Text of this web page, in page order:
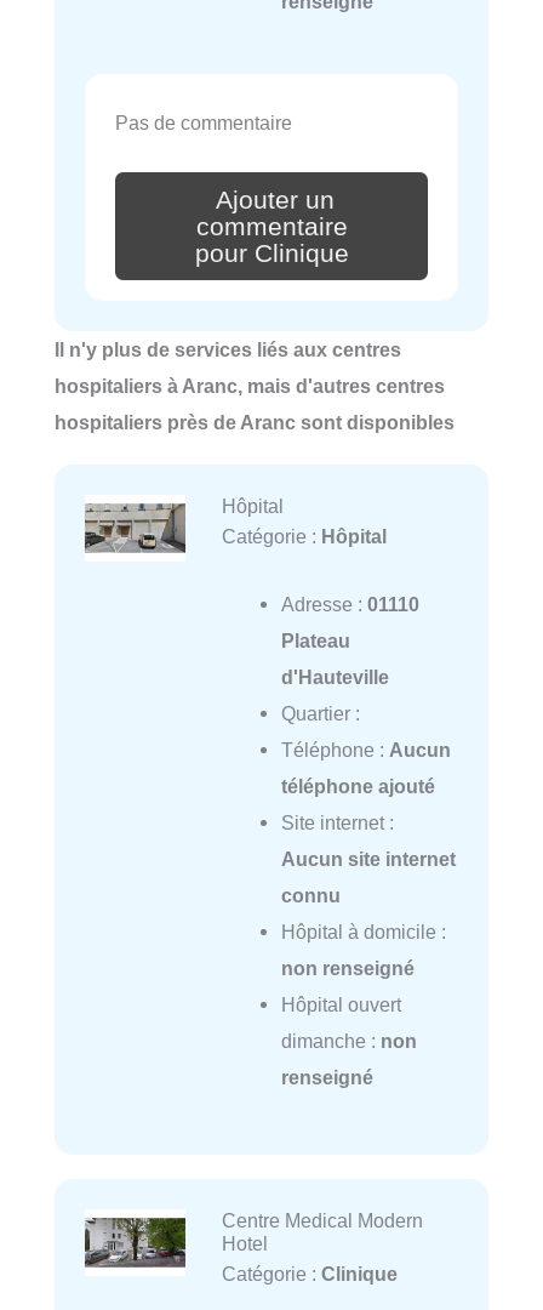
Pas de commentaire
Ajouter un
commentaire
pour Clinique
Il n'y plus de services liés aux centres
hospitaliers à Aranc, mais d'autres centres
hospitaliers près de Aranc sont disponibles
Hôpital
Catégorie : Hôpital
Adresse : 01110
Plateau
d'Hauteville
Quartier :
Téléphone : Aucun
téléphone ajouté
Site internet :
Aucun site internet
connu
Hôpital à domicile :
non renseigné
Hôpital ouvert
dimanche : non
renseigné
Centre Medical Modern
Hotel
Catégorie : Clinique